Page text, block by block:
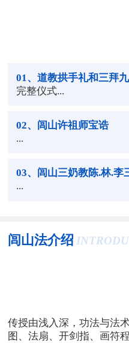
01 、道教拱手礼和三拜
完整仪式...
02、闾山许祖师宝诰
...
03、闾山三奶教陈.林.李
...
闾山法介绍
传授由浅入深，功法与法
图、法扇、开剑指、画符